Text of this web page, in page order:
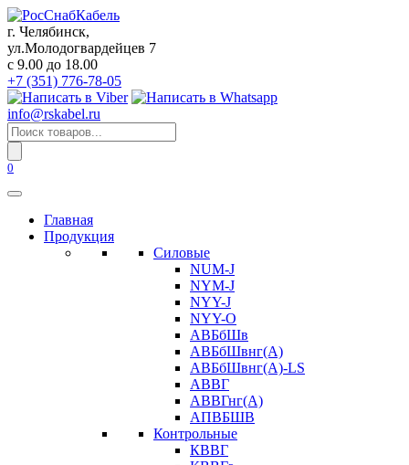
Перейти
к
содержанию
г. Челябинск,
ул.Молодогвардейцев 7
c 9.00 до 18.00
+7 (351) 776-78-05
info@rskabel.ru
Поиск
товаров
0
Главная
Продукция
Силовые
NUM-J
NYM-J
NYY-J
NYY-O
АВБбШв
АВБбШвнг(А)
АВБбШвнг(А)-LS
АВВГ
АВВГнг(А)
АПВБШВ
Контрольные
КВВГ